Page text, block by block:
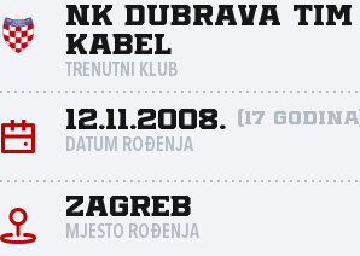
NK Dubrava Tim
Kabel
TRENUTNI KLUB
12.11.2008. (17 godina)
DATUM ROĐENJA
Zagreb
MJESTO ROĐENJA